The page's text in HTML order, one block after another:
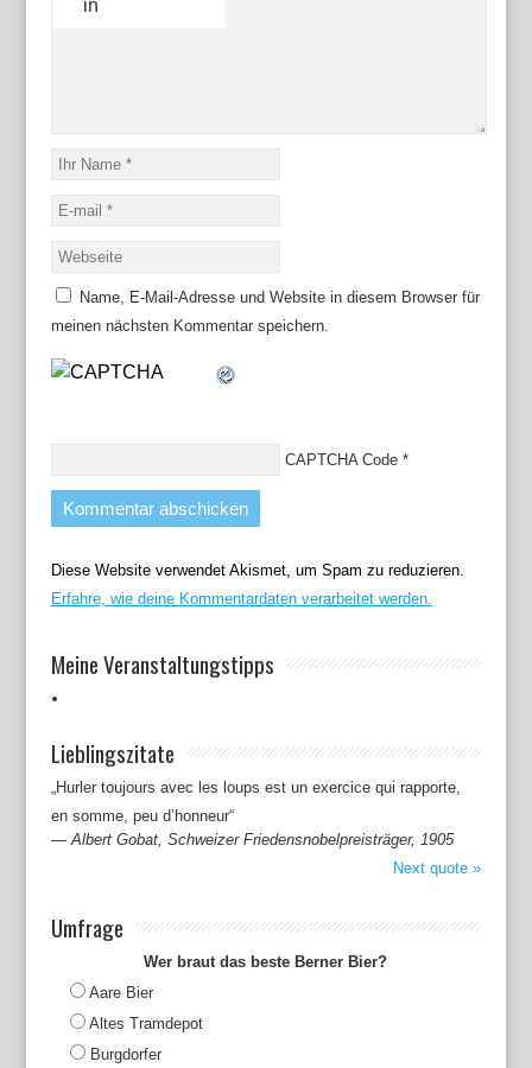
in
Name, E-Mail-Adresse und Website in diesem Browser für
meinen nächsten Kommentar speichern.
CAPTCHA Code*
Diese Website verwendet Akismet, um Spam zu reduzieren.
Erfahre, wie deine Kommentardaten verarbeitet werden.
Meine Veranstaltungstipps
Lieblingszitate
„Hurler toujours avec les loups est un exercice qui rapporte,
en somme, peu d’honneur“
— Albert Gobat, Schweizer Friedensnobelpreisträger, 1905
Next quote »
Umfrage
Wer braut das beste Berner Bier?
Aare Bier
Altes Tramdepot
Burgdorfer